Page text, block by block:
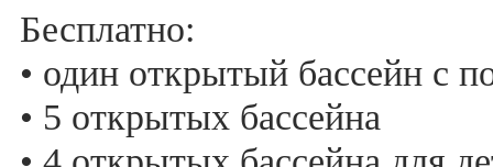
Бесплатно:
• один открытый бассейн с
• 5 открытых бассейна